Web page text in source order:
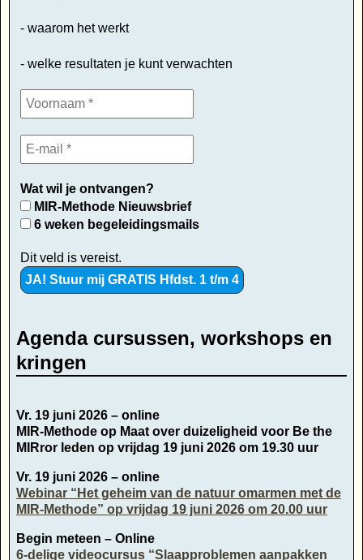
- waarom het werkt
- welke resultaten je kunt verwachten
Wat wil je ontvangen?
MIR-Methode Nieuwsbrief
6 weken begeleidingsmails
Dit veld is vereist.
Agenda cursussen, workshops en
kringen
Vr. 19 juni 2026 – online
MIR-Methode op Maat over duizeligheid voor Be the
MIRror leden op vrijdag 19 juni 2026 om 19.30 uur
Vr. 19 juni 2026 – online
Webinar “Het geheim van de natuur omarmen met de
MIR-Methode” op vrijdag 19 juni 2026 om 20.00 uur
Begin meteen – Online
6-delige videocursus “Slaapproblemen aanpakken